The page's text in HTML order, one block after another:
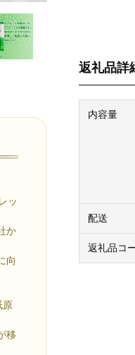
ッ
か
向
原
移
返礼品詳
内容量
配送
返礼品コ